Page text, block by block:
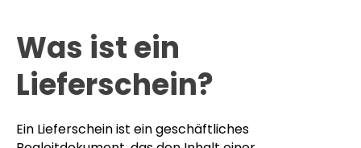
Was ist ein
Lieferschein?
Ein Lieferschein ist ein geschäftliches